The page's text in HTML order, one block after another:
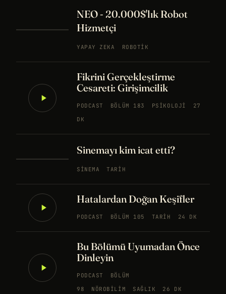
NEO - 20.000$'lık Robot
Hizmetçi
YAPAY ZEKA ROBOTIK
Fikrini Gerçekleştirme
Cesareti: Girişimcilik
PODCAST BÖLÜM 183 PSIKOLOJI
27
DK
Sinemayı kim icat etti?
SINEMA TARIH
Hatalardan Doğan Keşifler
PODCAST BÖLÜM 105 TARIH 24 DK
Bu Bölümü Uyumadan Önce
Dinleyin
PODCAST
BÖLÜM
98
NÖROBILIM SAĞLIK 26 DK